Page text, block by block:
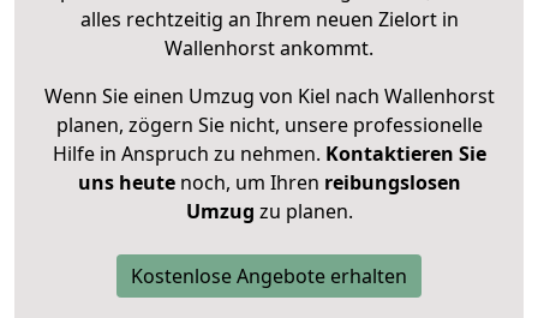
alles rechtzeitig an Ihrem neuen Zielort in
Wallenhorst ankommt.
Wenn Sie einen Umzug von Kiel nach Wallenhorst
planen, zögern Sie nicht, unsere professionelle
Hilfe in Anspruch zu nehmen. Kontaktieren Sie
uns heutenoch, um Ihren reibungslosen
Umzug zu planen.
Kostenlose Angebote erhalten